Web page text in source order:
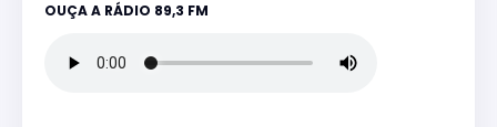
OUÇA A RÁDIO 89,3 FM